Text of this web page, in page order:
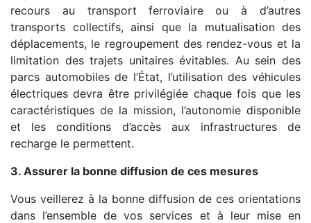
recours au transport ferroviaire ou à d’autres
transports collectifs, ainsi que la mutualisation des
déplacements, le regroupement des rendez-vous et la
limitation des trajets unitaires évitables. Au sein des
parcs automobiles de l’État, l’utilisation des véhicules
électriques devra être privilégiée chaque fois que les
caractéristiques de la mission, l’autonomie disponible
et les conditions d’accès aux infrastructures de
recharge le permettent.
3. Assurer la bonne diffusion de ces mesures
Vous veillerez à la bonne diffusion de ces orientations
dans l’ensemble de vos services et à leur mise en